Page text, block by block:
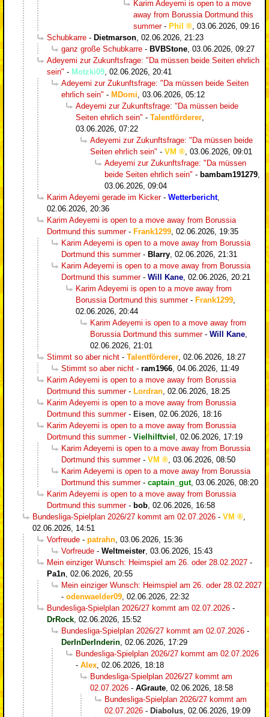
Karim Adeyemi is open to a move
away from Borussia Dortmund this
summer- Phil , 03.06.2026, 09:16
Schubkarre - Dietmarson, 02.06.2026, 21:23
ganz große Schubkarre - BVBStone, 03.06.2026, 09:27
Adeyemi zur Zukunftsfrage: "Da müssen beide Seiten ehrlich
sein" - Motzki09, 02.06.2026, 20:41
Adeyemi zur Zukunftsfrage: "Da müssen beide Seiten
ehrlich sein" - MDomi, 03.06.2026, 05:12
Adeyemi zur Zukunftsfrage: "Da müssen beide
Seiten ehrlich sein" - Talentförderer,
03.06.2026, 07:22
Adeyemi zur Zukunftsfrage: "Da müssen beide
Seiten ehrlich sein" - VM , 03.06.2026, 09:01
Adeyemi zur Zukunftsfrage: "Da müssen
beide Seiten ehrlich sein" - bambam191279,
03.06.2026, 09:04
Karim Adeyemi gerade im Kicker- Wetterbericht,
02.06.2026, 20:36
Karim Adeyemi is open to a move away from Borussia
Dortmund this summer- Frank1299, 02.06.2026, 19:35
Karim Adeyemi is open to a move away from Borussia
Dortmund this summer- Blarry, 02.06.2026, 21:31
Karim Adeyemi is open to a move away from Borussia
Dortmund this summer- Will Kane, 02.06.2026, 20:21
Karim Adeyemi is open to a move away from
Borussia Dortmund this summer- Frank1299,
02.06.2026, 20:44
Karim Adeyemi is open to a move away from
Borussia Dortmund this summer- Will Kane,
02.06.2026, 21:01
Stimmt so aber nicht - Talentförderer, 02.06.2026, 18:27
Stimmt so aber nicht - ram1966, 04.06.2026, 11:49
Karim Adeyemi is open to a move away from Borussia
Dortmund this summer- Lordran, 02.06.2026, 18:25
Karim Adeyemi is open to a move away from Borussia
Dortmund this summer- Eisen, 02.06.2026, 18:16
Karim Adeyemi is open to a move away from Borussia
Dortmund this summer- Vielhilftviel , 02.06.2026, 17:19
Karim Adeyemi is open to a move away from Borussia
Dortmund this summer- VM , 03.06.2026, 08:50
Karim Adeyemi is open to a move away from Borussia
Dortmund this summer- captain_gut, 03.06.2026, 08:20
Karim Adeyemi is open to a move away from Borussia
Dortmund this summer- bob, 02.06.2026, 16:58
Bundesliga-Spielplan 2026/27 kommt am 02.07.2026 - VM
,
02.06.2026, 14:51
Vorfreude - patrahn, 03.06.2026, 15:36
Vorfreude - Weltmeister, 03.06.2026, 15:43
Mein einziger Wunsch: Heimspiel am 26. oder 28.02.2027 -
Pa1n, 02.06.2026, 20:55
Mein einziger Wunsch: Heimspiel am 26. oder 28.02.2027
- odenwaelder09, 02.06.2026, 22:32
Bundesliga-Spielplan 2026/27 kommt am 02.07.2026 -
DrRock, 02.06.2026, 15:52
Bundesliga-Spielplan 2026/27 kommt am 02.07.2026 -
DerInDerInderin, 02.06.2026, 17:29
Bundesliga-Spielplan 2026/27 kommt am 02.07.2026
- Alex, 02.06.2026, 18:18
Bundesliga-Spielplan 2026/27 kommt am
02.07.2026 - AGraute, 02.06.2026, 18:58
Bundesliga-Spielplan 2026/27 kommt am
02.07.2026 - Diabolus, 02.06.2026, 19:09